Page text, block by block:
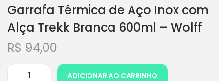
Garrafa Térmica de Aço Inox com
Alça Trekk Branca 600ml – Wolff
R$ 94,00
ADICIONAR AO CARRINHO